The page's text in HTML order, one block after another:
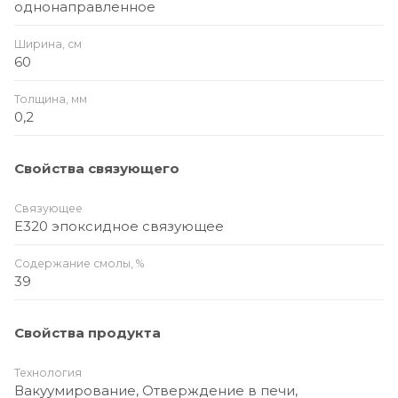
однонаправленное
Ширина, см
60
Толщина, мм
0,2
Свойства связующего
Связующее
E320 эпоксидное связующее
Содержание смолы, %
39
Свойства продукта
Технология
Вакуумирование, Отверждение в печи,